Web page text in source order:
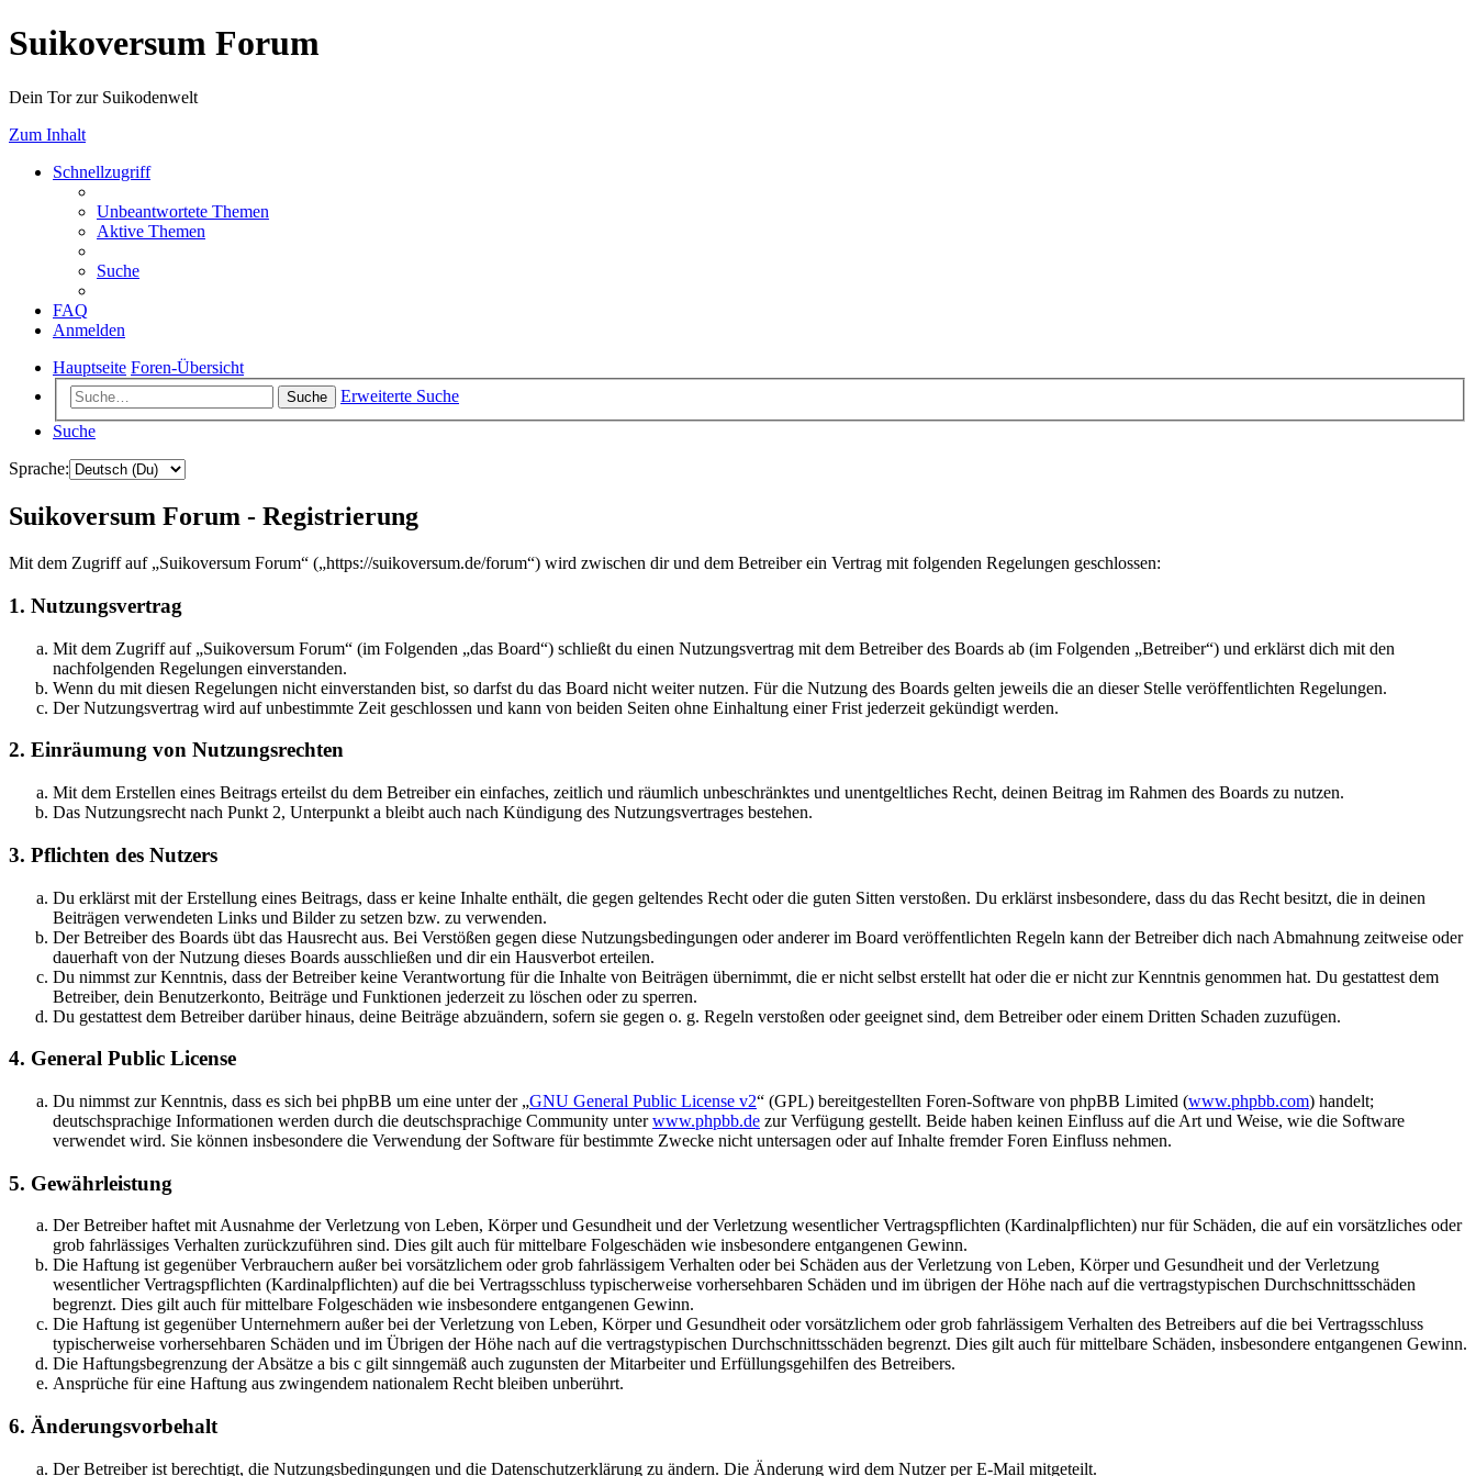
Suikoversum Forum
Dein Tor zur Suikodenwelt
Zum Inhalt
Schnellzugriff
Unbeantwortete Themen
Aktive Themen
Suche
FAQ
Anmelden
Hauptseite Foren-Übersicht
Suche
Erweiterte Suche
Suche
Sprache:
Suikoversum Forum - Registrierung
Mit dem Zugriff auf „Suikoversum Forum“ („https://suikoversum.de/forum“) wird zwischen dir und dem Betreiber ein Vertrag mit folgenden Regelungen geschlossen:
1. Nutzungsvertrag
Mit dem Zugriff auf „Suikoversum Forum“ (im Folgenden „das Board“) schließt du einen Nutzungsvertrag mit dem Betreiber des Boards ab (im Folgenden „Betreiber“) und erklärst dich mit den
nachfolgenden Regelungen einverstanden.
Wenn du mit diesen Regelungen nicht einverstanden bist, so darfst du das Board nicht weiter nutzen. Für die Nutzung des Boards gelten jeweils die an dieser Stelle veröffentlichten Regelungen.
Der Nutzungsvertrag wird auf unbestimmte Zeit geschlossen und kann von beiden Seiten ohne Einhaltung einer Frist jederzeit gekündigt werden.
2. Einräumung von Nutzungsrechten
Mit dem Erstellen eines Beitrags erteilst du dem Betreiber ein einfaches, zeitlich und räumlich unbeschränktes und unentgeltliches Recht, deinen Beitrag im Rahmen des Boards zu nutzen.
Das Nutzungsrecht nach Punkt 2, Unterpunkt a bleibt auch nach Kündigung des Nutzungsvertrages bestehen.
3. Pflichten des Nutzers
Du erklärst mit der Erstellung eines Beitrags, dass er keine Inhalte enthält, die gegen geltendes Recht oder die guten Sitten verstoßen. Du erklärst insbesondere, dass du das Recht besitzt, die in deinen
Beiträgen verwendeten Links und Bilder zu setzen bzw. zu verwenden.
Der Betreiber des Boards übt das Hausrecht aus. Bei Verstößen gegen diese Nutzungsbedingungen oder anderer im Board veröffentlichten Regeln kann der Betreiber dich nach Abmahnung zeitweise oder
dauerhaft von der Nutzung dieses Boards ausschließen und dir ein Hausverbot erteilen.
Du nimmst zur Kenntnis, dass der Betreiber keine Verantwortung für die Inhalte von Beiträgen übernimmt, die er nicht selbst erstellt hat oder die er nicht zur Kenntnis genommen hat. Du gestattest dem
Betreiber, dein Benutzerkonto, Beiträge und Funktionen jederzeit zu löschen oder zu sperren.
Du gestattest dem Betreiber darüber hinaus, deine Beiträge abzuändern, sofern sie gegen o. g. Regeln verstoßen oder geeignet sind, dem Betreiber oder einem Dritten Schaden zuzufügen.
4. General Public License
Du nimmst zur Kenntnis, dass es sich bei phpBB um eine unter der „GNU General Public License v2“ (GPL) bereitgestellten Foren-Software von phpBB Limited (www.phpbb.com) handelt;
deutschsprachige Informationen werden durch die deutschsprachige Community unterwww.phpbb.de zur Verfügung gestellt. Beide haben keinen Einfluss auf die Art und Weise, wie die Software
verwendet wird. Sie können insbesondere die Verwendung der Software für bestimmte Zwecke nicht untersagen oder auf Inhalte fremder Foren Einfluss nehmen.
5. Gewährleistung
Der Betreiber haftet mit Ausnahme der Verletzung von Leben, Körper und Gesundheit und der Verletzung wesentlicher Vertragspflichten (Kardinalpflichten) nur für Schäden, die auf ein vorsätzliches oder
grob fahrlässiges Verhalten zurückzuführen sind. Dies gilt auch für mittelbare Folgeschäden wie insbesondere entgangenen Gewinn.
Die Haftung ist gegenüber Verbrauchern außer bei vorsätzlichem oder grob fahrlässigem Verhalten oder bei Schäden aus der Verletzung von Leben, Körper und Gesundheit und der Verletzung
wesentlicher Vertragspflichten (Kardinalpflichten) auf die bei Vertragsschluss typischerweise vorhersehbaren Schäden und im übrigen der Höhe nach auf die vertragstypischen Durchschnittsschäden
begrenzt. Dies gilt auch für mittelbare Folgeschäden wie insbesondere entgangenen Gewinn.
Die Haftung ist gegenüber Unternehmern außer bei der Verletzung von Leben, Körper und Gesundheit oder vorsätzlichem oder grob fahrlässigem Verhalten des Betreibers auf die bei Vertragsschluss
typischerweise vorhersehbaren Schäden und im Übrigen der Höhe nach auf die vertragstypischen Durchschnittsschäden begrenzt. Dies gilt auch für mittelbare Schäden, insbesondere entgangenen Gewinn.
Die Haftungsbegrenzung der Absätze a bis c gilt sinngemäß auch zugunsten der Mitarbeiter und Erfüllungsgehilfen des Betreibers.
Ansprüche für eine Haftung aus zwingendem nationalem Recht bleiben unberührt.
6. Änderungsvorbehalt
Der Betreiber ist berechtigt, die Nutzungsbedingungen und die Datenschutzerklärung zu ändern. Die Änderung wird dem Nutzer per E-Mail mitgeteilt.